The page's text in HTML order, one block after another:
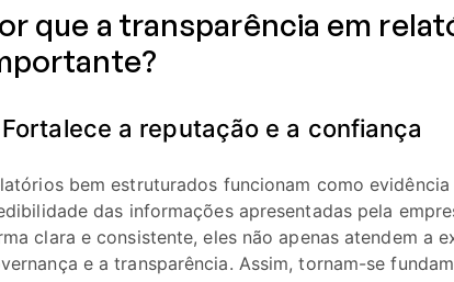
que a transparência em
Fortalece a reputação e a confiança
bem estruturados funcionam como
das informações apresentadas pela
clara e consistente, eles não apenas atendem a
e a transparência. Assim, tornam-se